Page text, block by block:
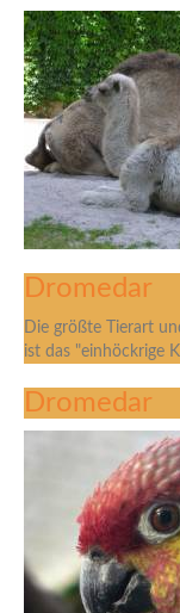
Dromedar
Die größte Tierart
ist das "einhöckrige
Dromedar